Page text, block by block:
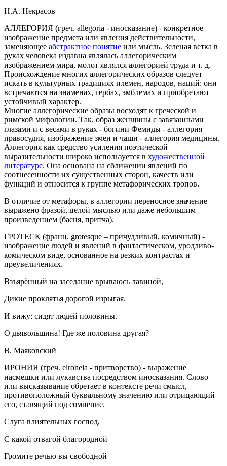
Н.А. Некрасов
АЛЛЕГОРИЯ (греч. allegoria - иносказание) - конкретное
изображение предмета или явления действительности,
заменяющее абстрактное понятие или мысль. Зеленая ветка в
руках человека издавна являлась аллегорическим
изображением мира, молот являлся аллегорией труда и т. д.
Происхождение многих аллегорических образов следует
искать в культурных традициях племен, народов, наций: они
встречаются на знаменах, гербах, эмблемах и приобретают
устойчивый характер.
Многие аллегорические образы восходят к греческой и
римской мифологии. Так, образ женщины с завязанными
глазами и с весами в руках - богини Фемиды - аллегория
правосудия, изображение змеи и чаши - аллегория медицины.
Аллегория как средство усиления поэтической
выразительности широко используется в художественной
литературе. Она основана на сближении явлений по
соотнесенности их существенных сторон, качеств или
функций и относится к группе метафорических тропов.
В отличие от метафоры, в аллегории переносное значение
выражено фразой, целой мыслью или даже небольшим
произведением (басня, притча).
ГРОТЕСК (франц. grotesque – причудливый, комичный) -
изображение людей и явлений в фантастическом, уродливо-
комическом виде, основанное на резких контрастах и
преувеличениях.
Взъярённый на заседание врываюсь лавиной,
Дикие проклятья дорогой изрыгая.
И вижу: сидят людей половины.
О дьявольщина! Где же половина другая?
В. Маяковский
ИРОНИЯ (греч. eironeia - притворство) - выражение
насмешки или лукавства посредством иносказания. Слово
или высказывание обретает в контексте речи смысл,
противоположный буквальному значению или отрицающий
его, ставящий под сомнение.
Слуга влиятельных господ,
С какой отвагой благородной
Громите речью вы свободной